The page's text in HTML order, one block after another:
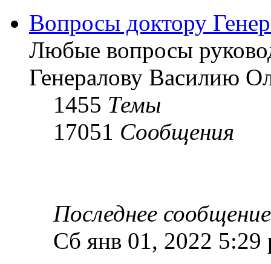
Вопросы доктору
Любые вопросы
Генералову Василию
1455 Темы
17051 Сообщения
Последнее сообщение
Сб янв 01, 2022 5:29